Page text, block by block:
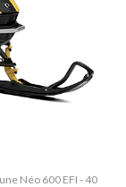
Néo 600 EFI - 40